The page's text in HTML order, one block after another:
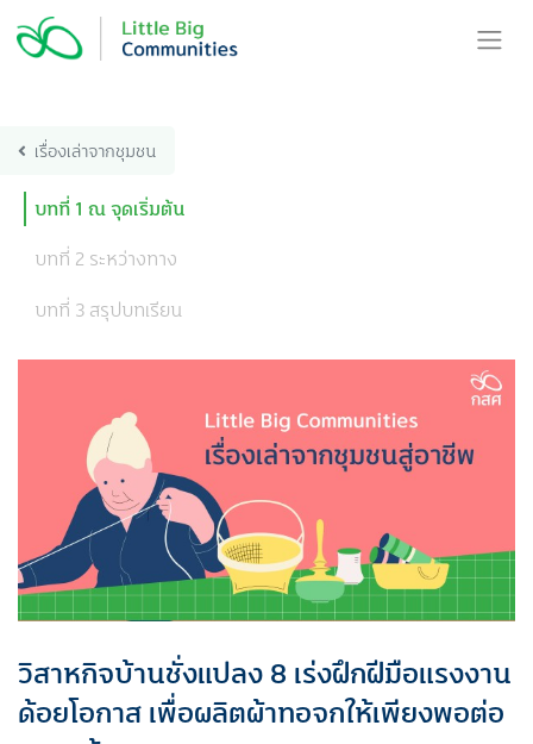
content
เรื่องเล่าจากชุมชน
บทที่ 1 ณ จุดเริ่มต้น
บทที่ 2 ระหว่างทาง
บทที่ 3 สรุปบทเรียน
วิสาหกิจบ้านชั่งแปลง 8 เร่งฝึกฝีมือแรงงาน
ด้อยโอกาส เพื่อผลิตผ้าทอจกให้เพียงพอต่อ